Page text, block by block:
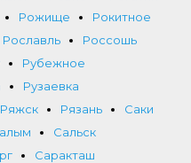
Рожище
Рокитное
Рославль
Россошь
Рубежное
Рузаевка
Ряжск Рязань
Саки
Сальск
Саракташ